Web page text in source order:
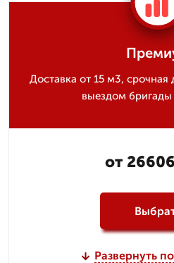
Доставка от 15 м3, срочная
выездом бригады
от
Развернуть